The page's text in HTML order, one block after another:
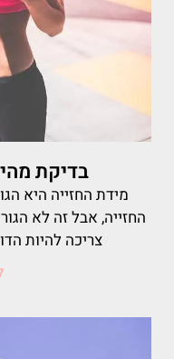
בדיקת
מידת החזייה היא
החזייה, אבל זה לא
צריכה להיות